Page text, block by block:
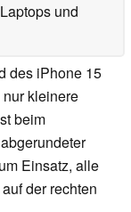
und
des iPhone 15
kleinere
beim
Einsatz, alle
der rechten